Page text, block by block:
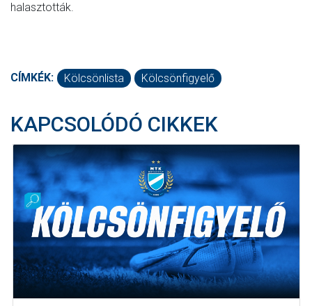
halasztották.
CÍMKÉK: Kölcsönlista Kölcsönfigyelő
KAPCSOLÓDÓ CIKKEK